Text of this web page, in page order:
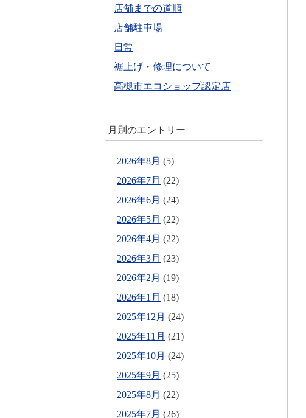
店舗までの道順
店舗駐車場
日常
裾上げ・修理について
高槻市エコショップ認定店
月別のエントリー
2026年8月 (5)
2026年7月 (22)
2026年6月 (24)
2026年5月 (22)
2026年4月 (22)
2026年3月 (23)
2026年2月 (19)
2026年1月 (18)
2025年12月 (24)
2025年11月 (21)
2025年10月 (24)
2025年9月 (25)
2025年8月 (22)
2025年7月 (26)